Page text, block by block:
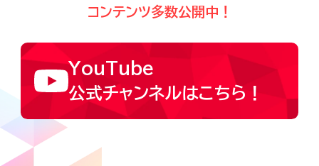
コンテンツ多数公開中！
YouTube
公式チャンネルはこちら！